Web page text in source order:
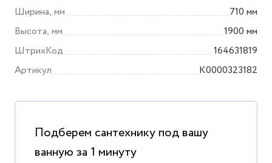
Ширина, мм
710 мм
Высота, мм
1900 мм
ШтрихКод
164631819
Артикул
K0000323182
Подберем сантехнику под вашу
ванную за 1 минуту